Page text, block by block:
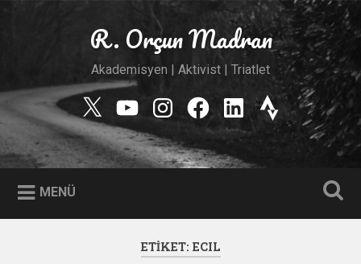
R. Orçun Madran
Akademisyen | Aktivist | Triatlet
TwitterYouTube
Instagram
Facebook
Linkedin
Strava
MENÜ
ETIKET: ECIL